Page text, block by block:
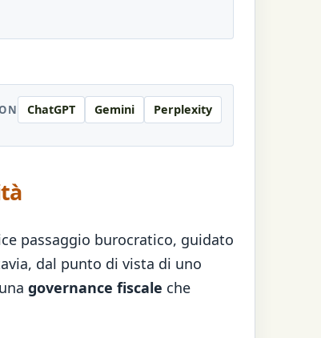
ChatGPT Gemini Perplexity
passaggio burocratico, guidato
dal punto di vista di uno
governance fiscale che